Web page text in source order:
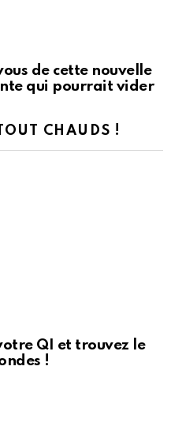
de cette nouvelle
qui pourrait vider
CHAUDS !
QI et trouvez le
!